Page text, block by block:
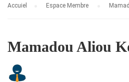
Accuiel Espace Membre
Mamadou Aliou